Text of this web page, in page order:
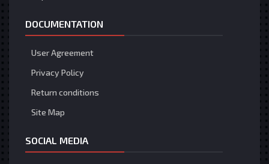
DOCUMENTATION
User Agreement
Privacy Policy
Return conditions
Site Map
SOCIAL MEDIA